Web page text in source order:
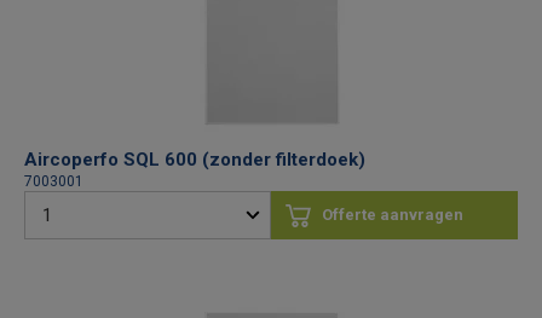
Aircoperfo SQL 600 (zonder filterdoek)
7003001
Offerte aanvragen